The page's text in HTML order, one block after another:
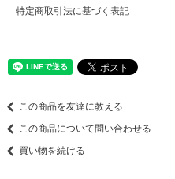
特定商取引法に基づく表記
この商品を友達に教える
この商品について問い合わせる
買い物を続ける